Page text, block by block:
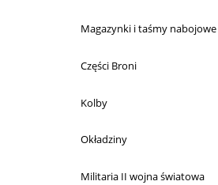
Magazynki i taśmy nabojowe
Części Broni
Kolby
Okładziny
Militaria II wojna światowa